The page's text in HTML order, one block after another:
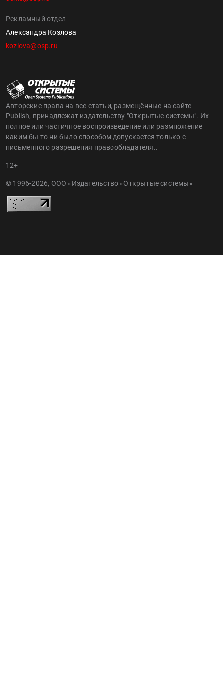
Рекламный отдел
Александра Козлова
kozlova@osp.ru
Авторские права на все статьи, размещённые на сайте
Publish, принадлежат издательству "Открытые системы". Их
полное или частичное воспроизведение или размножение
каким бы то ни было способом допускается только с
письменного разрешения правообладателя..
12+
© 1996-2026, ООО «Издательство «Открытые системы»